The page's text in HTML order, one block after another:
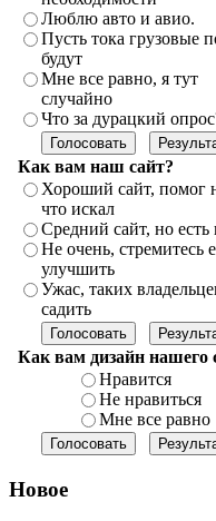
Люблю авто и авио.
Пусть тока грузовые
будут
Мне все равно, я тут
случайно
Что за дурацкий
Как вам наш сайт?
Хороший сайт, помог
что искал
Средний сайт, но есть
Не очень, стремитесь
улучшить
Ужас, таких
садить
Как вам дизайн нашего
Нравится
Не нравиться
Мне все равно
Новое